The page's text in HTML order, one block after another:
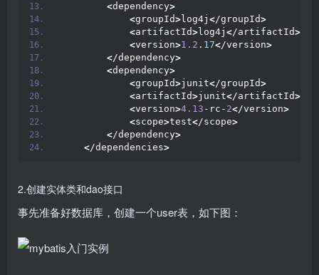
<dependency>
<groupId> log4j </groupId>
<artifactId> log4j </artifactId>
<version>1.2 . 17</version>
</dependency>
<dependency>
<groupId>junit</groupId>
<artifactId>junit</artifactId>
<version>4.13 -rc- 2</version>
<scope>test</scope>
</dependency>
</dependencies>
2.创建实体类和dao接口
事先准备好数据库，创建一个user表，如下图：